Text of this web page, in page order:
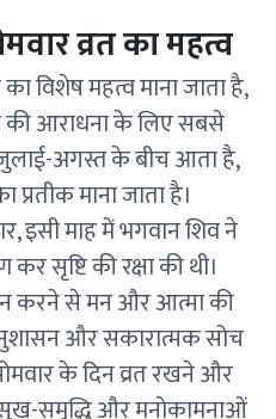
व्रत का महत्व
का विशेष महत्व माना जाता है,
की आराधना के लिए सबसे
जुलाई-अगस्त के बीच आता है,
माना जाता है।
इसी माह में भगवान शिव ने
सृष्टि की रक्षा की थी।
करने से मन और आत्मा की
और सकारात्मक सोच
के दिन व्रत रखने और
समृद्धि और मनोकामनाओं